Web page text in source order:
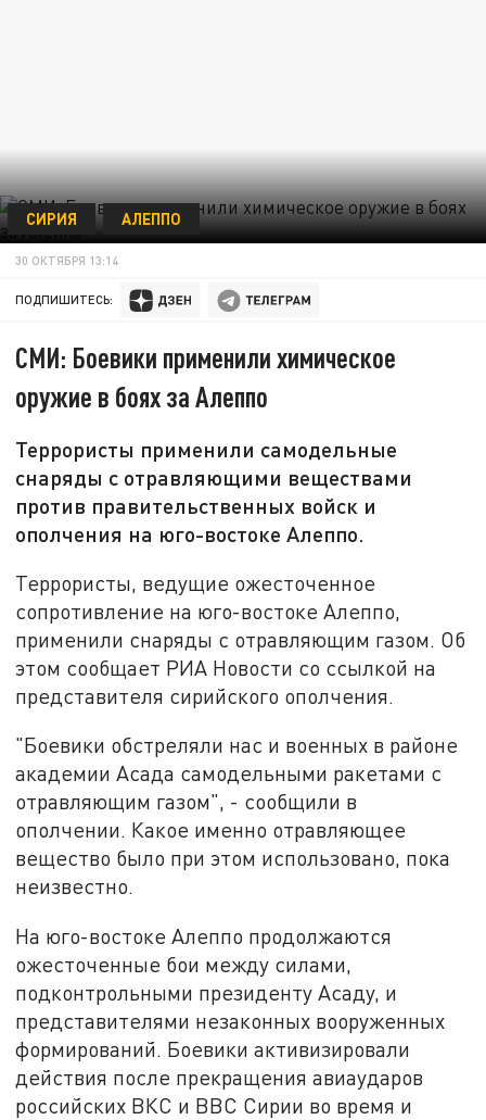
СИРИЯ АЛЕППО
30 ОКТЯБРЯ 13:14
ПОДПИШИТЕСЬ:
СМИ: Боевики применили химическое
оружие в боях за Алеппо
Террористы применили самодельные
снаряды с отравляющими веществами
против правительственных войск и
ополчения на юго-востоке Алеппо.
Террористы, ведущие ожесточенное
сопротивление на юго-востоке Алеппо,
применили снаряды с отравляющим газом. Об
этом сообщает РИА Новости со ссылкой на
представителя сирийского ополчения.
"Боевики обстреляли нас и военных в районе
академии Асада самодельными ракетами с
отравляющим газом", - сообщили в
ополчении. Какое именно отравляющее
вещество было при этом использовано, пока
неизвестно.
На юго-востоке Алеппо продолжаются
ожесточенные бои между силами,
подконтрольными президенту Асаду, и
представителями незаконных вооруженных
формирований. Боевики активизировали
действия после прекращения авиаударов
российских ВКС и ВВС Сирии во время и